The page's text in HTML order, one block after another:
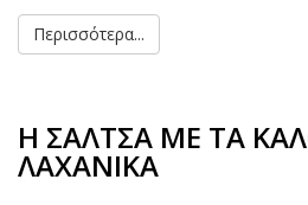
Περισσότερα...
Η ΣΑΛΤΣΑ ΜΕ ΤΑ
ΛΑΧΑΝΙΚΑ